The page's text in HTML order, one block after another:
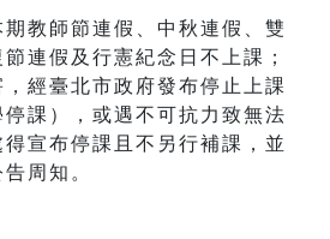
期教師節連假、中秋連假、雙
連假及行憲紀念日不上課；
經臺北市政府發布停止上課
停課），或遇不可抗力致無法
得宣布停課且不另行補課，並
周知。